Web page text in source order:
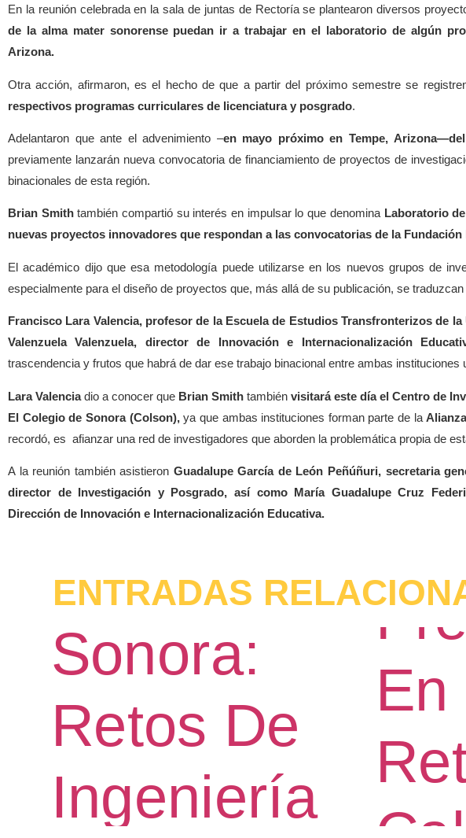
En la reunión celebrada en la sala de juntas de Rectoría se plantearon diversos
de la alma mater sonorense puedan ir a trabajar en el laboratorio de algún
Arizona.
Otra acción, afirmaron, es el hecho de que a partir del próximo semestre se
respectivos programas curriculares de licenciatura y posgrado.
Adelantaron que ante el advenimiento –en mayo próximo en Tempe,
previamente lanzarán nueva convocatoria de financiamiento de proyectos de
binacionales de esta región.
Brian Smithtambién compartió su interés en impulsar lo que denomina Laboratorio
nuevas proyectos innovadores que respondan a las convocatorias de la
El académico dijo que esa metodología puede utilizarse en los nuevos grupos de
especialmente para el diseño de proyectos que, más allá de su publicación, se
Francisco Lara Valencia, profesor de la Escuela de Estudios Transfronterizos de
Valenzuela Valenzuela, director de Innovación e Internacionalización
trascendencia y frutos que habrá de dar ese trabajo binacional entre ambas instituciones
Lara Valenciadio a conocer que Brian Smith también visitará este día el Centro de
El Colegio de Sonora (Colson),ya que ambas instituciones forman parte de la
recordó, es afianzar una red de investigadores que aborden la problemática propia de
A la reunión también asistieron Guadalupe García de León Peñúñuri, secretaria
director de Investigación y Posgrado, así como María Guadalupe Cruz
Dirección de Innovación e Internacionalización Educativa.
ENTRADAS